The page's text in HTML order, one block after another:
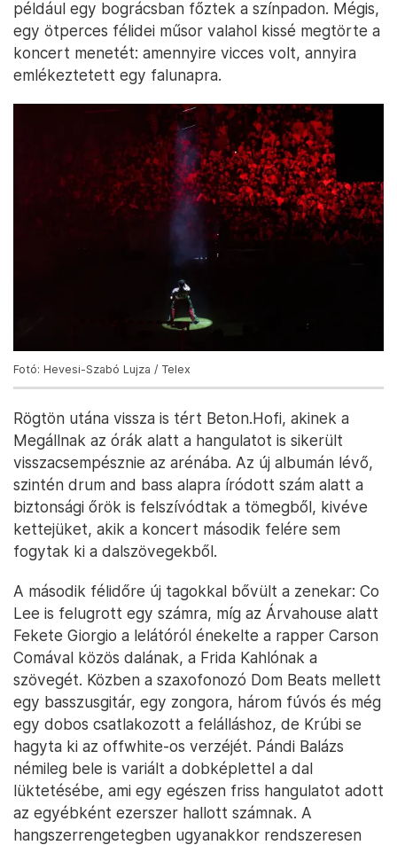
például egy bográcsban főztek a színpadon. Mégis,
egy ötperces félidei műsor valahol kissé megtörte a
koncert menetét: amennyire vicces volt, annyira
emlékeztetett egy falunapra.
Fotó: Hevesi-Szabó Lujza / Telex
Rögtön utána vissza is tért Beton.Hofi, akinek a
Megállnak az órák alatt a hangulatot is sikerült
visszacsempésznie az arénába. Az új albumán lévő,
szintén drum and bass alapra íródott szám alatt a
biztonsági őrök is felszívódtak a tömegből, kivéve
kettejüket, akik a koncert második felére sem
fogytak ki a dalszövegekből.
A második félidőre új tagokkal bővült a zenekar: Co
Lee is felugrott egy számra, míg az Árvahouse alatt
Fekete Giorgio a lelátóról énekelte a rapper Carson
Comával közös dalának, a Frida Kahlónak a
szövegét. Közben a szaxofonozó Dom Beats mellett
egy basszusgitár, egy zongora, három fúvós és még
egy dobos csatlakozott a felálláshoz, de Krúbi se
hagyta ki az offwhite-os verzéjét. Pándi Balázs
némileg bele is variált a dobképlettel a dal
lüktetésébe, ami egy egészen friss hangulatot adott
az egyébként ezerszer hallott számnak. A
hangszerrengetegben ugyanakkor rendszeresen